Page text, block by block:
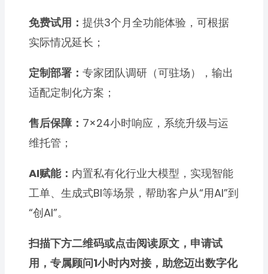
免费试用：提供3个月全功能体验，可根据
实际情况延长；
定制部署：专家团队调研（可驻场），输出
适配定制化方案；
售后保障： 7×24小时响应，系统升级与运
维托管；
AI赋能： 内置私有化行业大模型，实现智能
工单、生成式BI等场景，帮助客户从“用AI”到
“创AI”。
扫描下方二维码或点击阅读原文，申请试
用，专属顾问1小时内对接，助您迈出数字化